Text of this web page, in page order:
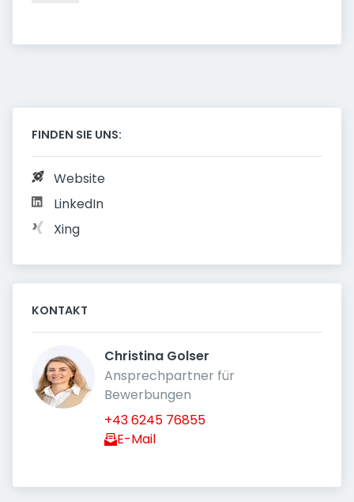
FINDEN SIE UNS:
Website
LinkedIn
Xing
KONTAKT
Christina Golser
Ansprechpartner für
Bewerbungen
+43 6245 76855
E-Mail